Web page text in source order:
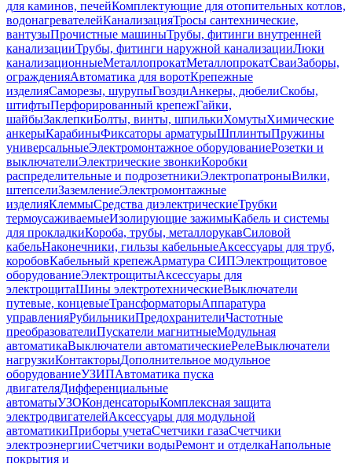
для каминов, печейКомплектующие для отопительных котлов,
водонагревателейКанализацияТросы сантехнические,
вантузыПрочистные машиныТрубы, фитинги внутренней
канализацииТрубы, фитинги наружной канализацииЛюки
канализационныеМеталлопрокатМеталлопрокатСваиЗаборы,
огражденияАвтоматика для воротКрепежные
изделияСаморезы, шурупыГвоздиАнкеры, дюбелиСкобы,
штифтыПерфорированный крепежГайки,
шайбыЗаклепкиБолты, винты, шпилькиХомутыХимические
анкерыКарабиныФиксаторы арматурыШплинтыПружины
универсальныеЭлектромонтажное оборудованиеРозетки и
выключателиЭлектрические звонкиКоробки
распределительные и подрозетникиЭлектропатроныВилки,
штепселиЗаземлениеЭлектромонтажные
изделияКлеммыСредства диэлектрическиеТрубки
термоусаживаемыеИзолирующие зажимыКабель и системы
для прокладкиКороба, трубы, металлорукавСиловой
кабельНаконечники, гильзы кабельныеАксессуары для труб,
коробовКабельный крепежАрматура СИПЭлектрощитовое
оборудованиеЭлектрощитыАксессуары для
электрощитаШины электротехническиеВыключатели
путевые, концевыеТрансформаторыАппаратура
управленияРубильникиПредохранителиЧастотные
преобразователиПускатели магнитныеМодульная
автоматикаВыключатели автоматическиеРелеВыключатели
нагрузкиКонтакторыДополнительное модульное
оборудованиеУЗИПАвтоматика пуска
двигателяДифференциальные
автоматыУЗОКонденсаторыКомплексная защита
электродвигателейАксессуары для модульной
автоматикиПриборы учетаСчетчики газаСчетчики
электроэнергииСчетчики водыРемонт и отделкаНапольные
покрытия и